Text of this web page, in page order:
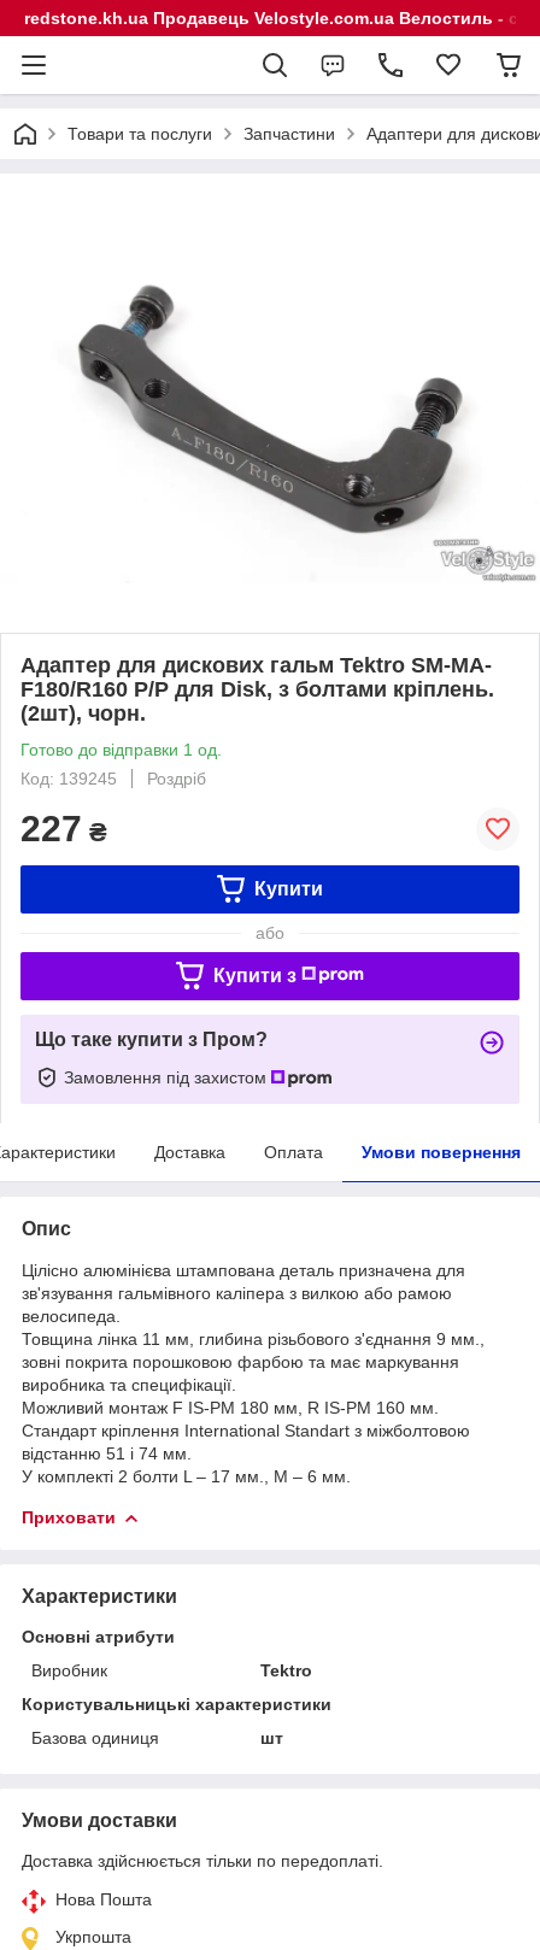
redstone.kh.ua Продавець Velostyle.com.ua Велостиль -
Товари та послуги Запчастини Адаптери для
Адаптер для дискових гальм Tektro SM-MA-
F180/R160 P/P для Disk, з болтами кріплень.
(2шт), чорн.
Готово до відправки 1 од.
Код: 139245
Роздріб
227 ₴
Купити
або
Купити з
Що таке купити з Пром?
Замовлення під захистом
Доставка Оплата Умови повернення
Опис
Цілісно алюмінієва штампована деталь призначена для
зв'язування гальмівного каліпера з вилкою або рамою
велосипеда.
Товщина лінка 11 мм, глибина різьбового з'єднання 9 мм.,
зовні покрита порошковою фарбою та має маркування
виробника та специфікації.
Можливий монтаж F IS-PM 180 мм, R IS-PM 160 мм.
Стандарт кріплення International Standart з міжболтовою
відстанню 51 і 74 мм.
У комплекті 2 болти L – 17 мм., M – 6 мм.
Приховати
Характеристики
Основні атрибути
Виробник
Tektro
Користувальницькі характеристики
Базова одиниця
шт
Умови доставки
Доставка здійснюється тільки по передоплаті.
Нова Пошта
Укрпошта